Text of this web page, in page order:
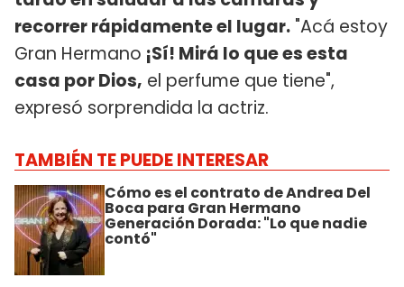
recorrer rápidamente el lugar. "Acá estoy
Gran Hermano ¡Sí! Mirá lo que es esta
casa por Dios, el perfume que tiene",
expresó sorprendida la actriz.
TAMBIÉN TE PUEDE INTERESAR
Cómo es el contrato de Andrea Del
Boca para Gran Hermano
Generación Dorada: "Lo que nadie
contó"